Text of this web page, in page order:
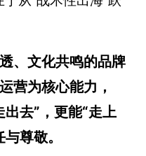
、文化共鸣的品牌
营为核心能力，
去”，更能“走上
尊敬。